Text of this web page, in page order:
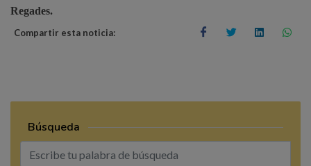
Regades.
Compartir esta noticia:
Búsqueda